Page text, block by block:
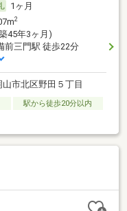
1ヶ月
2
45年3ヶ月)
前三門駅 徒歩22分
山市北区野田５丁目
駅から徒歩20分以内